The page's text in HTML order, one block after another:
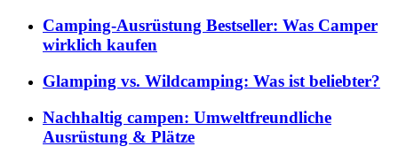
Camping-Ausrüstung Bestseller: Was Camper
wirklich kaufen
Glamping vs. Wildcamping: Was ist beliebter?
Nachhaltig campen: Umweltfreundliche
Ausrüstung & Plätze